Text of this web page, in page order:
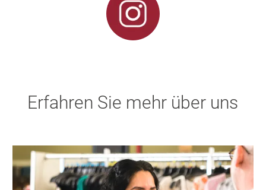
Erfahren Sie mehr über uns